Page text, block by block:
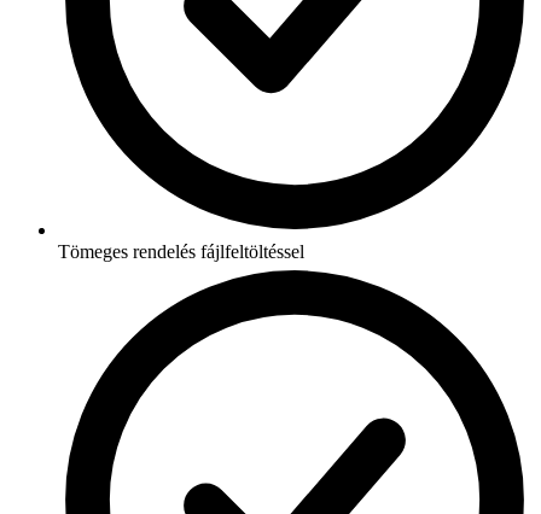
Tömeges rendelés fájlfeltöltéssel